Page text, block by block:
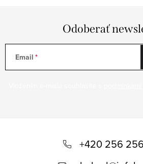
Odoberať
Email
+420 256